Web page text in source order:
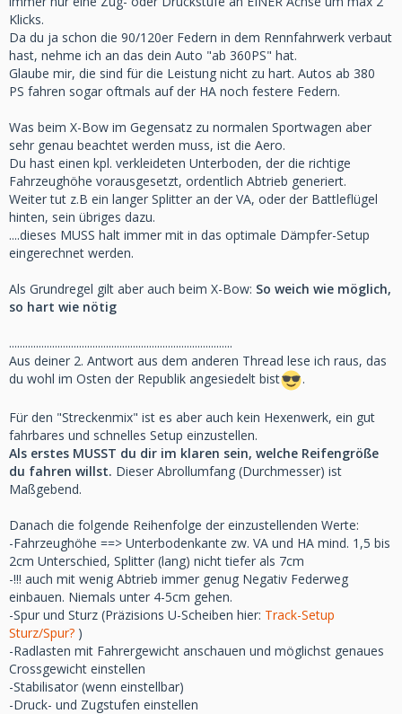
ich die Spezis hier einmal vorsichtig:)
Danke
...................................................................................................
Gute Strategie:))
Ich bin meist unterwegs:
-Lausitzring
-NOS
-Bilster Berg
-Oschersleben
-Sachsenring
-Groß-Dölln
-Most
Klicks.
Da du ja schon die 90/120er Federn in dem Rennfahrwerk verbaut
hast, nehme ich an das dein Auto "ab 360PS" hat.
Glaube mir, die sind für die Leistung nicht zu hart. Autos ab 380
PS fahren sogar oftmals auf der HA noch festere Federn.
Was beim X-Bow im Gegensatz zu normalen Sportwagen aber
sehr genau beachtet werden muss, ist die Aero.
Du hast einen kpl. verkleideten Unterboden, der die richtige
Fahrzeughöhe vorausgesetzt, ordentlich Abtrieb generiert.
Weiter tut z.B ein langer Splitter an der VA, oder der Battleflügel
hinten, sein übriges dazu.
....dieses MUSS halt immer mit in das optimale Dämpfer-Setup
eingerechnet werden.
Als Grundregel gilt aber auch beim X-Bow: So weich wie möglich,
so hart wie nötig
...................................................................................
Aus deiner 2. Antwort aus dem anderen Thread lese ich raus, das
du wohl im Osten der Republik angesiedelt bist
.
Für den "Streckenmix" ist es aber auch kein Hexenwerk, ein gut
fahrbares und schnelles Setup einzustellen.
Als erstes MUSST du dir im klaren sein, welche Reifengröße
du fahren willst. Dieser Abrollumfang (Durchmesser) ist
Maßgebend.
Danach die folgende Reihenfolge der einzustellenden Werte:
-Fahrzeughöhe ==> Unterbodenkante zw. VA und HA mind. 1,5 bis
2cm Unterschied, Splitter (lang) nicht tiefer als 7cm
-!!! auch mit wenig Abtrieb immer genug Negativ Federweg
einbauen. Niemals unter 4-5cm gehen.
-Spur und Sturz (Präzisions U-Scheiben hier: Track-Setup
Sturz/Spur? )
-Radlasten mit Fahrergewicht anschauen und möglichst genaues
Crossgewicht einstellen
-Stabilisator (wenn einstellbar)
-Druck- und Zugstufen einstellen